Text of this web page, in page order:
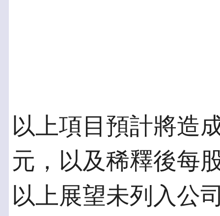
以上項目預計將造
元，以及稀釋後每
以上展望未列入公